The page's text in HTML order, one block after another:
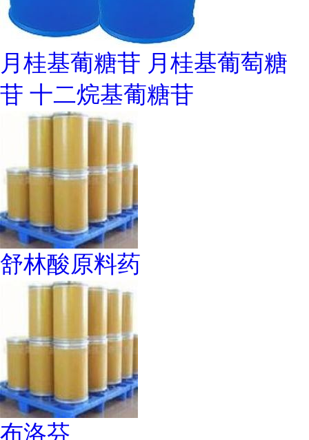
月桂基葡糖苷 月桂基葡萄糖
苷 十二烷基葡糖苷
舒林酸原料药
布洛芬